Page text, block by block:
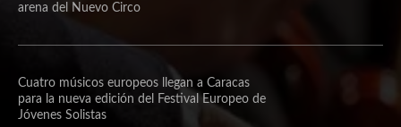
arena del Nuevo Circo
Cuatro músicos europeos llegan a Caracas
para la nueva edición del Festival Europeo de
Jóvenes Solistas